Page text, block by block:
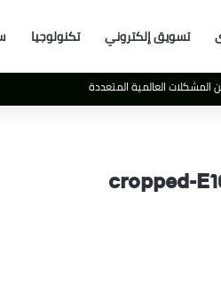
تسويق إلكتروني تكنولوجيا
cropped-